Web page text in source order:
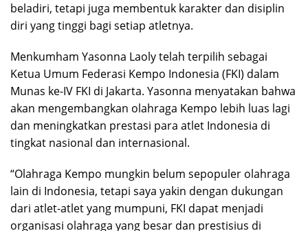
beladiri, tetapi juga membentuk karakter dan disiplin
diri yang tinggi bagi setiap atletnya.
Menkumham Yasonna Laoly telah terpilih sebagai
Ketua Umum Federasi Kempo Indonesia (FKI) dalam
Munas ke-IV FKI di Jakarta. Yasonna menyatakan bahwa
akan mengembangkan olahraga Kempo lebih luas lagi
dan meningkatkan prestasi para atlet Indonesia di
tingkat nasional dan internasional.
“Olahraga Kempo mungkin belum sepopuler olahraga
lain di Indonesia, tetapi saya yakin dengan dukungan
dari atlet-atlet yang mumpuni, FKI dapat menjadi
organisasi olahraga yang besar dan prestisius di